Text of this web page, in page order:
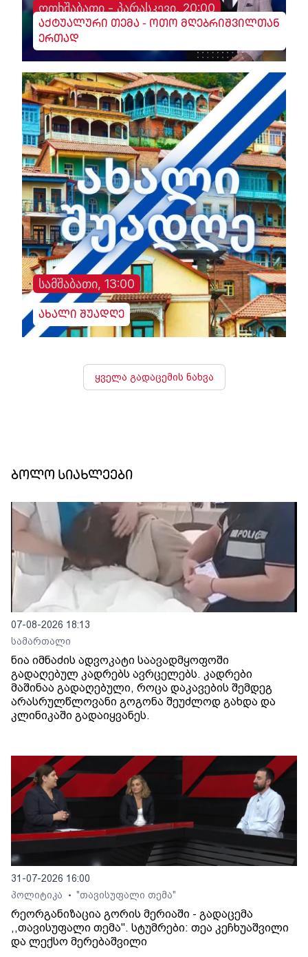
ოთხშაბათი - პარასკევი, 20:00
აქტუალური თემა - ოთო მღებრიშვილთან
ერთად
სამშაბათი, 13:00
ახალი შუადღე
ყველა გადაცემის ნახვა
ბოლო სიახლეები
07-08-2026 18:13
სამართალი
ნია იმნაძის ადვოკატი საავადმყოფოში
გადაღებულ კადრებს ავრცელებს. კადრები
მაშინაა გადაღებული, როცა დაკავების შემდეგ
არასრულწლოვანი გოგონა შეუძლოდ გახდა და
კლინიკაში გადაიყვანეს.
31-07-2026 16:00
პოლიტიკა
• "თავისუფალი თემა"
რეორგანიზაცია გორის მერიაში - გადაცემა
,,თავისუფალი თემა". სტუმრები: თეა კეჩხუაშვილი
და ლექსო მერებაშვილი